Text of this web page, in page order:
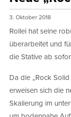
3. Oktober 2018
Rollei hat seine
überarbeitet und
die Stative ab
Da die „Rock
erweisen sich die
Skalierung im